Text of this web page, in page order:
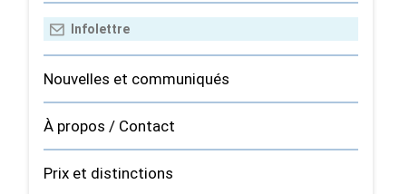
Nouvelles et communiqués
À propos / Contact
Prix et distinctions